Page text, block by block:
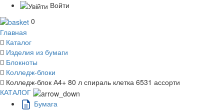
Войти
0
Главная
Каталог
Изделия из бумаги
Блокноты
Колледж-блоки
Колледж-блок А4+ 80 л спираль клетка 6531 ассорти
КАТАЛОГ
Бумага